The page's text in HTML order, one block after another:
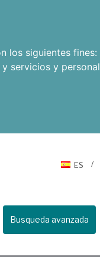
los siguientes fines:
servicios y
ES
Busqueda avanzada